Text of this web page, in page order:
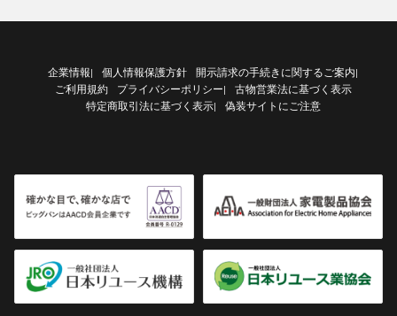
企業情報| 個人情報保護方針 開示請求の手続きに関するご案内|
ご利用規約 プライバシーポリシー|
古物営業法に基づく表示
特定商取引法に基づく表示| 偽装サイトにご注意